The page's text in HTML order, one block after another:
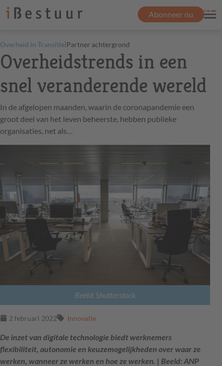
Abonneer nu
Overheid in Transitie|Partner achtergrond
Overheidstrends in een
snel veranderende wereld
In de afgelopen maanden, waarin de coronapandemie een
groot deel van het leven beheerste, hebben publieke
organisaties, net als…
Beeld: Shutterstock
2 februari 2022 Innovatie
De inzet van digitale technologie biedt werknemers
flexibiliteit, autonomie en keuzemogelijkheden over waar ze
werken, wanneer ze werken en hoe ze werken. | Beeld: ANP